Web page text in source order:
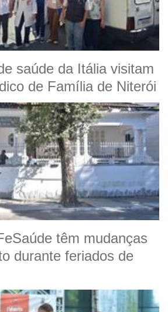
saúde da Itália visitam
de Família de Niterói
têm mudanças
durante feriados de